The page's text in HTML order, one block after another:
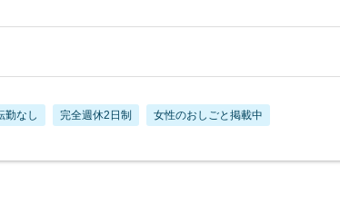
勤なし 完全週休2日制 女性のおしごと掲載中